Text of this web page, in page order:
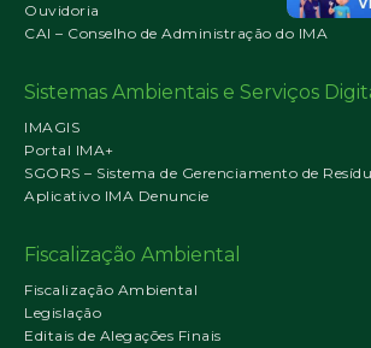
Ouvidoria
CAI – Conselho de Administração do IMA
Sistemas Ambientais e Serviços
IMAGIS
Portal IMA+
SGORS – Sistema de Gerenciamento de
Aplicativo IMA Denuncie
Fiscalização Ambiental
Fiscalização Ambiental
Legislação
Editais de Alegações Finais